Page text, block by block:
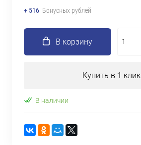
+ 516 Бонусных рублей
В корзину
Купить в 1 клик
В наличии